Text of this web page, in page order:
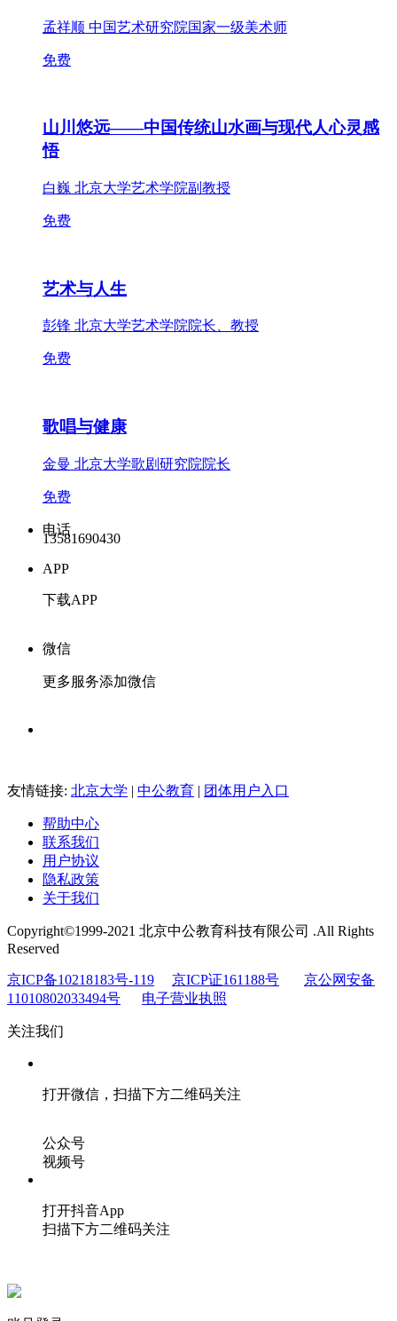
孟祥顺 中国艺术研究院国家一级美术师
免费
山川悠远——中国传统山水画与现代人心灵感
悟
白巍 北京大学艺术学院副教授
免费
艺术与人生
彭锋 北京大学艺术学院院长、教授
免费
歌唱与健康
金曼 北京大学歌剧研究院院长
免费
电话
13581690430
APP
下载APP
微信
更多服务添加微信
友情链接: 北京大学 | 中公教育 | 团体用户入口
帮助中心
联系我们
用户协议
隐私政策
关于我们
Copyright©1999-2021 北京中公教育科技有限公司 .All Rights
Reserved
京ICP备10218183号-119 京ICP证161188号
京公网安备
11010802033494号
电子营业执照
关注我们
打开微信，扫描下方二维码关注
公众号
视频号
打开抖音App
扫描下方二维码关注